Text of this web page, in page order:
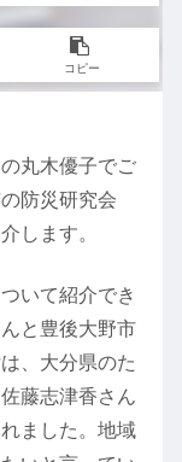
コピー
丸木優子でご
防災研究会
します。
いて紹介でき
と豊後大野市
、大分県のた
藤志津香さん
ました。地域